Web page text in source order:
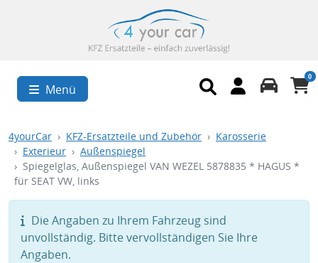
Menü
0
4yourCar KFZ-Ersatzteile und Zubehör
Karosserie
Exterieur
Außenspiegel
Spiegelglas, Außenspiegel VAN WEZEL 5878835 * HAGUS *
für SEAT VW, links
Die Angaben zu Ihrem Fahrzeug sind
unvollständig. Bitte vervollständigen Sie Ihre
Angaben.